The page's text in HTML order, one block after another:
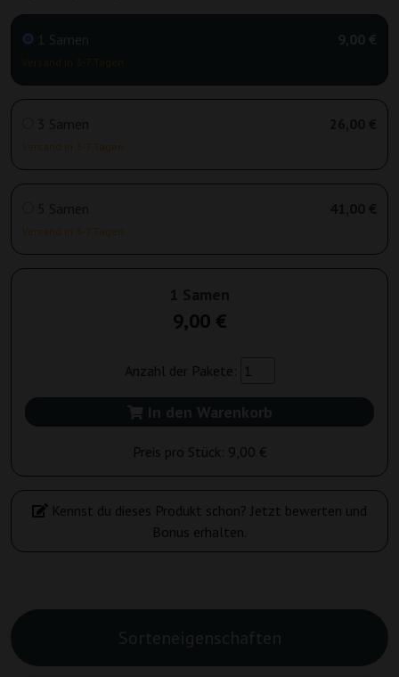
1 Samen
Versand in 3-7 Tagen
9,00 €
3 Samen
Versand in 3-7 Tagen
26,00 €
5 Samen
Versand in 3-7 Tagen
41,00 €
1 Samen
9,00 €
Anzahl der Pakete:
In den Warenkorb
Preis pro Stück: 9,00 €
Kennst du dieses Produkt schon? Jetzt bewerten und
Bonus erhalten.
Sorteneigenschaften